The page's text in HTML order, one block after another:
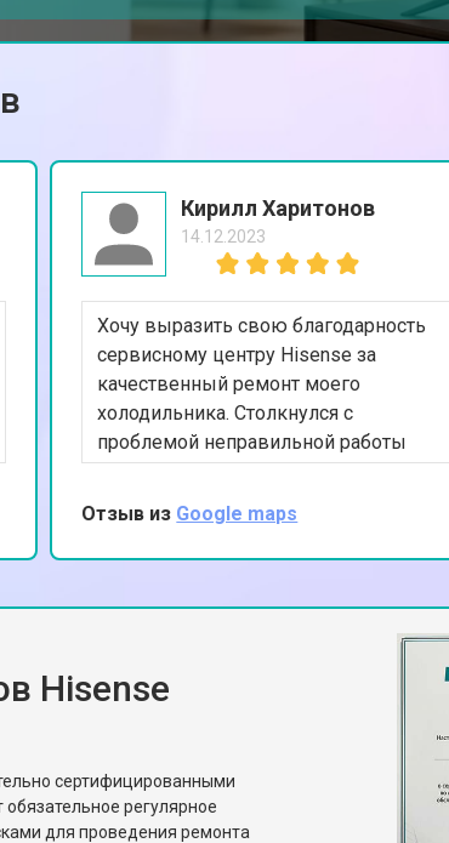
от 100 мин
от 80 мин
Кирилл Харитонов
14.12.2023
Хочу выразить свою благодарность
сервисному центру Hisense за
качественный ремонт моего
холодильника. Столкнулся с
проблемой неправильной работы
терморегулятора, из-за чего
холодильник не поддерживал
нужную температуру. Специалисты
сервиса быстро диагностировали и
неисправные компоненты. Теперь
внимание к деталям!
Отзыв из Google maps
Hisense
сертифицированными
регулярное
для проведения ремонта